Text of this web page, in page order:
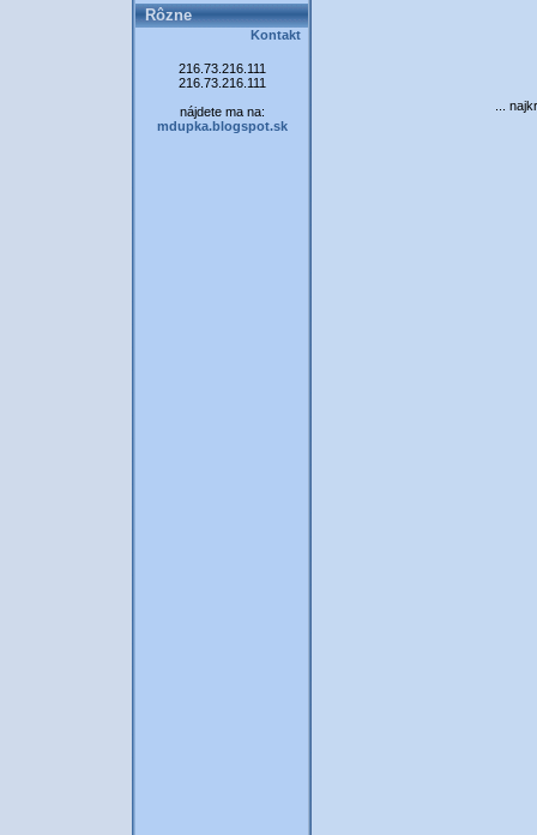
Rôzne
Kontakt
216.73.216.111
216.73.216.111
nájdete ma na:
mdupka.blogspot.sk
...